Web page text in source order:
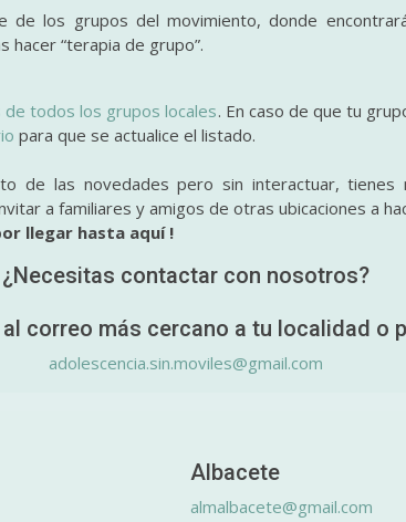
de los grupos del movimiento, donde
hacer “terapia de grupo”.
de todos los grupos locales. En caso de que tu
para que se actualice el listado.
de las novedades pero sin interactuar, tienes
a familiares y amigos de otras ubicaciones a
llegar hasta aquí !
¿Necesitas contactar con nosotros?
correo más cercano a tu localidad o
adolescencia.sin.moviles@gmail.com
Albacete
almalbacete@gmail.com